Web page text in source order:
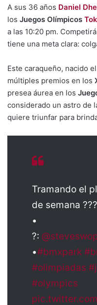
A sus 36 años Daniel
los Juegos Olímpicos
a las 10:20 pm.
tiene una meta clara:
Este caraqueño, nacido
múltiples premios en los
presea áurea en los
considerado un astro de
quiere triunfar para
Tramando el
de semana
•
?:
•#bmxpark
#olimpiadas
#olympics